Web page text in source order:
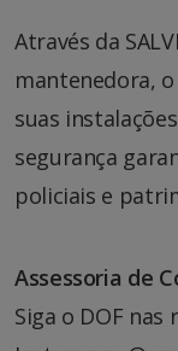
Através da
mantenedora,
suas
segurança
policiais e
Assessoria de
Siga o DOF nas